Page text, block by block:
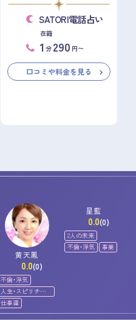
SATORI電話占い
在籍
1 分 290 円〜
口コミや料金を見る
黄天鳳
0.0(0)
不倫・浮気
人生・スピリチュ
アル
仕事運
星藍
0.0(0)
2人の未来
不倫・浮気
事業